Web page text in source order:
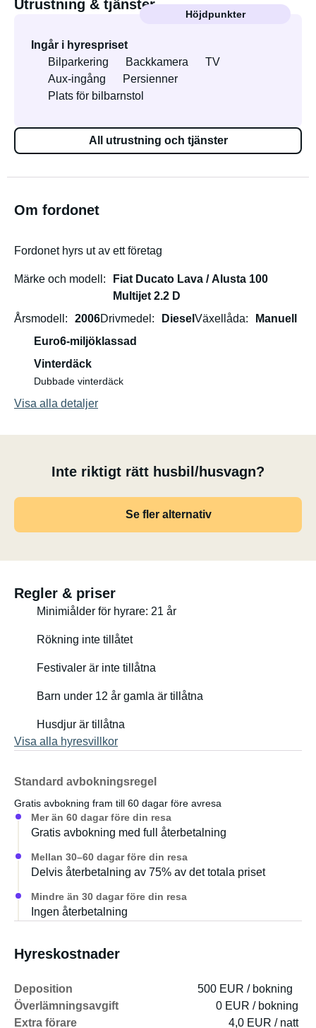
Utrustning & tjänster
Höjdpunkter
Ingår i hyrespriset
Bilparkering
Backkamera
TV
Aux-ingång
Persienner
Plats för bilbarnstol
All utrustning och tjänster
Om fordonet
Fordonet hyrs ut av ett företag
Märke och modell
Fiat Ducato Lava / Alusta 100
Multijet 2.2 D
Årsmodell
2006Drivmedel Diesel Växellåda
Manuell
Euro6-miljöklassad
Vinterdäck
Dubbade vinterdäck
Visa alla detaljer
Inte riktigt rätt husbil/husvagn?
Se fler alternativ
Regler & priser
Minimiålder för hyrare: 21 år
Rökning inte tillåtet
Festivaler är inte tillåtna
Barn under 12 år gamla är tillåtna
Husdjur är tillåtna
Visa alla hyresvillkor
Standard avbokningsregel
Gratis avbokning fram till 60 dagar före avresa
Mer än 60 dagar före din resa
Gratis avbokning med full återbetalning
Mellan 30–60 dagar före din resa
Delvis återbetalning av 75% av det totala priset
Mindre än 30 dagar före din resa
Ingen återbetalning
Hyreskostnader
Deposition
500 EUR / bokning
Överlämningsavgift
0 EUR / bokning
Extra förare
4,0 EUR / natt